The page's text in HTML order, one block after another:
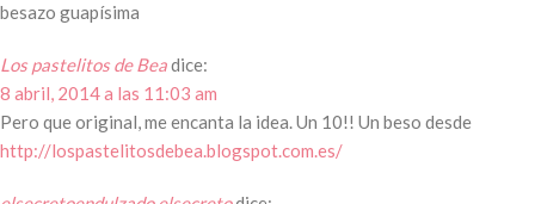
besazo guapísima
Los pastelitos de Beadice:
8 abril, 2014 a las 11:03 am
Pero que original, me encanta la idea. Un 10!! Un beso desde
http://lospastelitosdebea.blogspot.com.es/